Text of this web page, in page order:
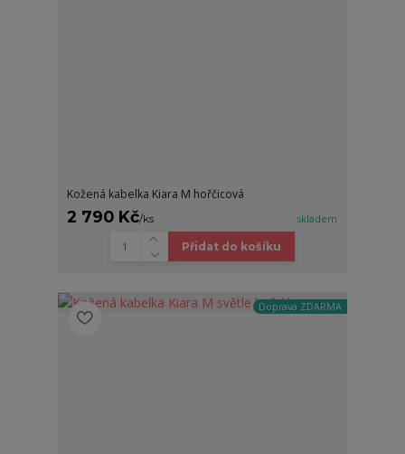
Kožená kabelka Kiara M hořčicová
2 790 Kč/ks skladem
Přidat do košíku
Doprava ZDARMA